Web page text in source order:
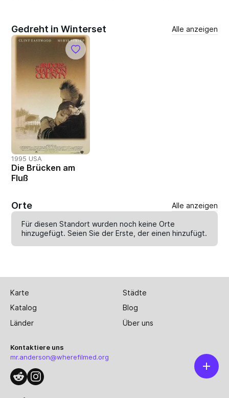
Gedreht in Winterset Alle anzeigen
1995 USA
Die Brücken am
Fluß
Orte Alle anzeigen
Für diesen Standort wurden noch keine Orte
hinzugefügt. Seien Sie der Erste, der einenhinzufügt.
Karte
Städte
Katalog
Blog
Länder
Über uns
Kontaktiere uns
mr.anderson@wherefilmed.org